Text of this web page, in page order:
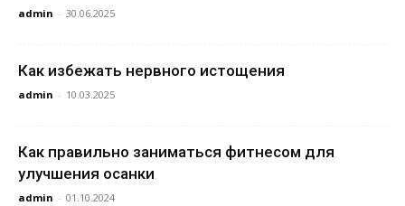
admin - 30.06.2025
Как избежать нервного истощения
admin - 10.03.2025
Как правильно заниматься фитнесом для
улучшения осанки
admin - 01.10.2024